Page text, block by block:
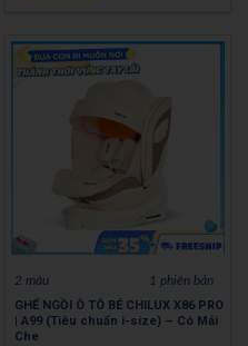
2 màu 1 phiên bản
GHẾ NGỒI Ô TÔ BÉ CHILUX X86 PRO
| A99 (Tiêu chuẩn i-size) – Có Mái
Che